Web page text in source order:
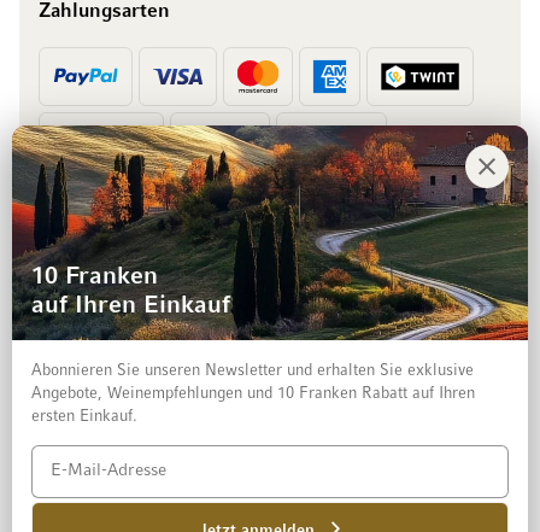
Zahlungsarten
Vorkasse Rechnung
Datenschutz und Disclaimer
10 Franken
auf Ihren Einkauf
Abonnieren Sie unseren Newsletter und erhalten Sie exklusive
Angebote, Weinempfehlungen und 10 Franken Rabatt auf Ihren
ersten Einkauf.